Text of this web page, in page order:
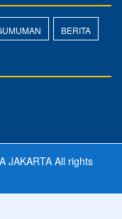
BERITA
JAKARTAAll rights